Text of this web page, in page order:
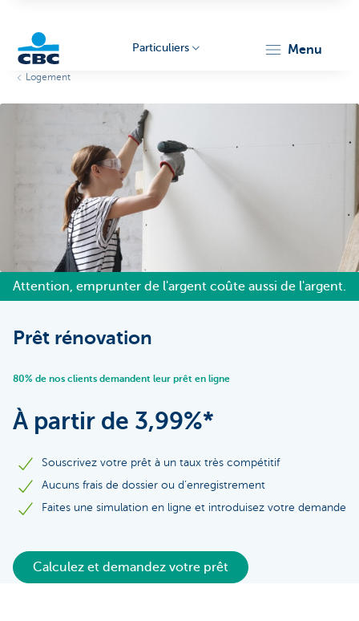
Particuliers menu
Logement
Attention, emprunter de l'argent coûte aussi de l'argent.
Prêt rénovation
80% de nos clients demandent leur prêt en ligne
À partir de 3,99%*
Souscrivez votre prêt à un taux très compétitif
Aucuns frais de dossier ou d’enregistrement
Faites une simulation en ligne et introduisez votre demande
Calculez et demandez votre prêt